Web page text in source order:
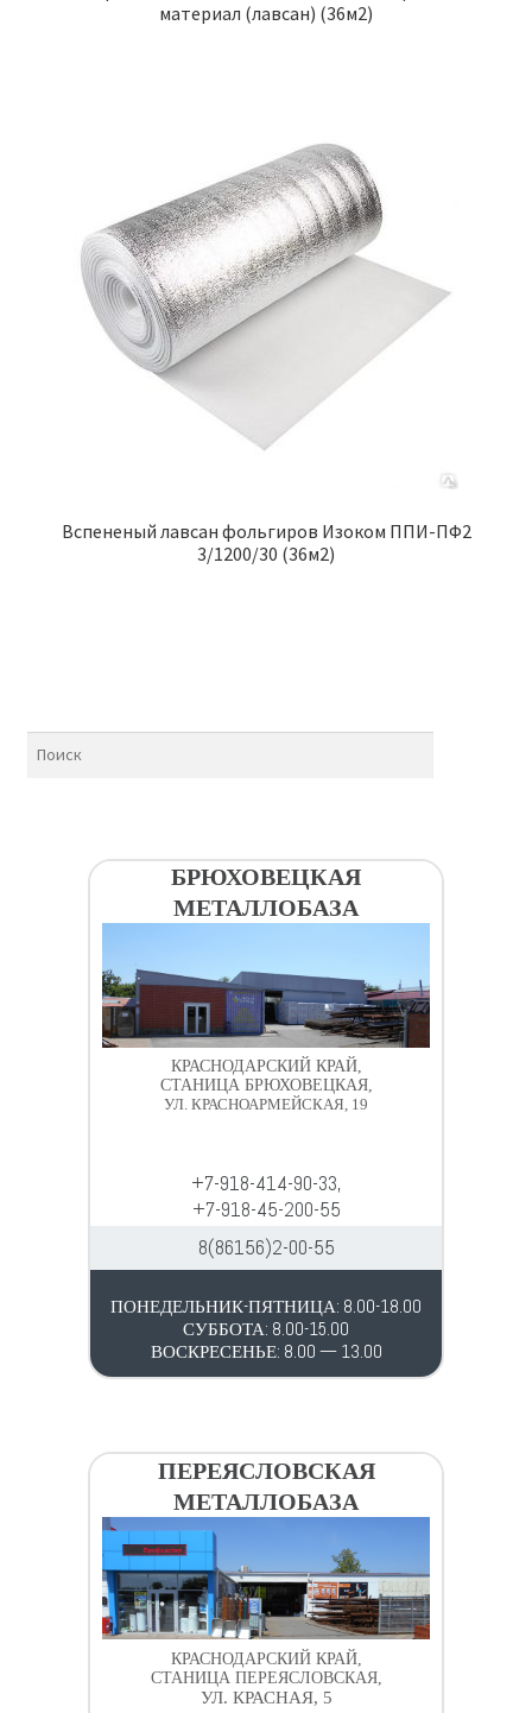
материал (лавсан) (36м2)
Вспененый лавсан фольгиров Изоком ППИ-ПФ2
3/1200/30 (36м2)
БРЮХОВЕЦКАЯ
МЕТАЛЛОБАЗА
КРАСНОДАРСКИЙ КРАЙ,
СТАНИЦА БРЮХОВЕЦКАЯ,
УЛ. КРАСНОАРМЕЙСКАЯ, 19
+7-918-414-90-33,
+7-918-45-200-55
8(86156)2-00-55
ПОНЕДЕЛЬНИК-ПЯТНИЦА: 8.00-18.00
СУББОТА: 8.00-15.00
ВОСКРЕСЕНЬЕ: 8.00 — 13.00
ПЕРЕЯСЛОВСКАЯ
МЕТАЛЛОБАЗА
КРАСНОДАРСКИЙ КРАЙ,
СТАНИЦА ПЕРЕЯСЛОВСКАЯ,
УЛ. КРАСНАЯ, 5